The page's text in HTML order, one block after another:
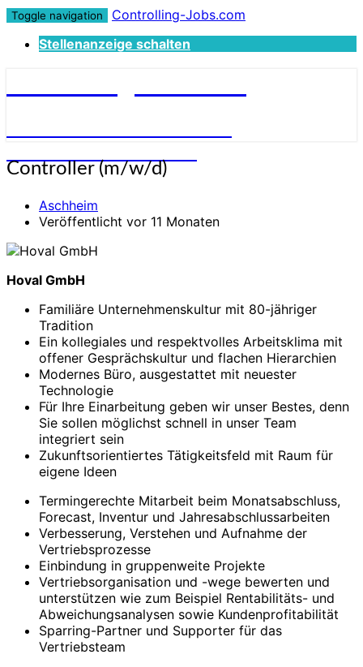
Toggle navigation
Controlling-Jobs.com
Stellenanzeige schalten
Controller
Controller (m/w/d)
Aschheim
Veröffentlicht vor 11 Monaten
Hoval GmbH
Familiäre Unternehmenskultur mit 80-jähriger
Tradition
Ein kollegiales und respektvolles Arbeitsklima mit
offener Gesprächskultur und flachen Hierarchien
Modernes Büro, ausgestattet mit neuester
Technologie
Für Ihre Einarbeitung geben wir unser Bestes, denn
Sie sollen möglichst schnell in unser Team
integriert sein
Zukunftsorientiertes Tätigkeitsfeld mit Raum für
eigene Ideen
Termingerechte Mitarbeit beim Monatsabschluss,
Forecast, Inventur und Jahresabschlussarbeiten
Verbesserung, Verstehen und Aufnahme der
Vertriebsprozesse
Einbindung in gruppenweite Projekte
Vertriebsorganisation und -wege bewerten und
unterstützen wie zum Beispiel Rentabilitäts- und
Abweichungsanalysen sowie Kundenprofitabilität
Sparring-Partner und Supporter für das
Vertriebsteam